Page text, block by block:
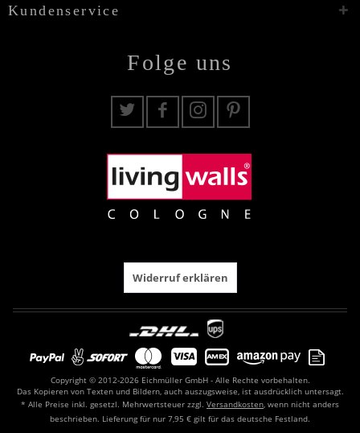
Kundenservice
Folge uns
Widerruf erklären
Copyright © 2012-2026 Eichmüller GmbH - Alle Rechte vorbehalten.
Das Kopieren von Texten und Bildern, auch auszugsweise, ist ausdrücklich untersagt.
* Alle Preise inkl. gesetzl. Mehrwertsteuer zzgl. Versandkosten, wenn nicht anders
beschrieben. Lieferung für nur 7,95 € gilt für das deutsche Festland.